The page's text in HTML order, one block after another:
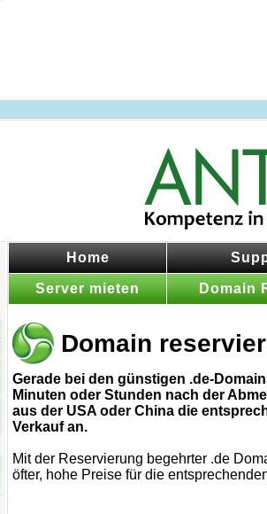
Home
Server mieten Domain
Domain
Gerade bei den günstigen .de-
Minuten oder Stunden nach der
aus der USA oder China die
Verkauf an.
Mit der Reservierung begehrter .de
öfter, hohe Preise für die